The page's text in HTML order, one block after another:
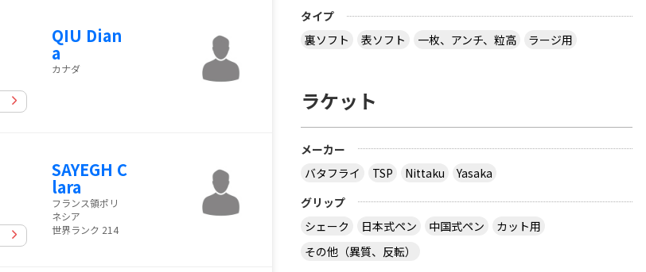
QIU Dian
a
カナダ
SAYEGH C
lara
フランス領ポリ
ネシア
世界ランク 214
タイプ
裏ソフト
表ソフト 一枚、アンチ、粒高 ラージ用
ラケット
メーカー
バタフライ
TSP Nittaku
Yasaka
グリップ
シェーク
日本式ペン 中国式ペン
カット用
その他（異質、反転）